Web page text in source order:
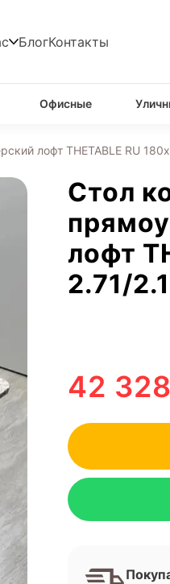
БлогКонтакты
Офисные
лофт THETABLE RU
Стол
лофт
2.71/2.1
42 328